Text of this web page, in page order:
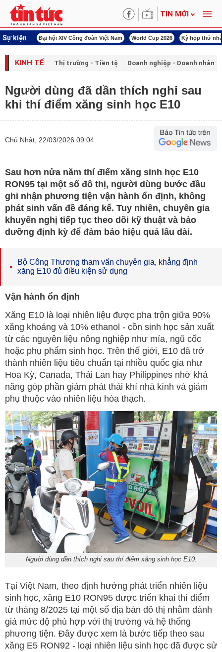
TIN MỚI
Sự kiện
ngày đêm Đại hội XIV Công đoàn Việt Nam World Cup 2026 Kỳ họp thứ
KINH TẾ Thị trường - Tiền tệ Doanh nghiệp - Doanh nhân
Người dùng đã dần thích nghi sau
khi thí điểm xăng sinh học E10
Chủ Nhật, 22/03/2026 09:04
Sau hơn nửa năm thí điểm xăng sinh học E10
RON95 tại một số đô thị, người dùng bước đầu
ghi nhận phương tiện vận hành ổn định, không
phát sinh vấn đề đáng kể. Tuy nhiên, chuyên gia
khuyến nghị tiếp tục theo dõi kỹ thuật và bảo
dưỡng định kỳ để đảm bảo hiệu quả lâu dài.
Bộ Công Thương tham vấn chuyên gia, khẳng định
xăng E10 đủ điều kiện sử dụng
Vận hành ổn định
Xăng E10 là loại nhiên liệu được pha trộn giữa 90%
xăng khoáng và 10% ethanol - cồn sinh học sản xuất
từ các nguyên liệu nông nghiệp như mía, ngũ cốc
hoặc phụ phẩm sinh học. Trên thế giới, E10 đã trở
thành nhiên liệu tiêu chuẩn tại nhiều quốc gia như
Hoa Kỳ, Canada, Thái Lan hay Philippines nhờ khả
năng góp phần giảm phát thải khí nhà kính và giảm
phụ thuộc vào nhiên liệu hóa thạch.
Người dùng dần thích nghi sau thí điểm xăng sinh học E10.
Tại Việt Nam, theo định hướng phát triển nhiên liệu
sinh học, xăng E10 RON95 được triển khai thí điểm
từ tháng 8/2025 tại một số địa bàn đô thị nhằm đánh
giá mức độ phù hợp với thị trường và hệ thống
phương tiện. Đây được xem là bước tiếp theo sau
xăng E5 RON92 - loại nhiên liệu sinh học đã được sử